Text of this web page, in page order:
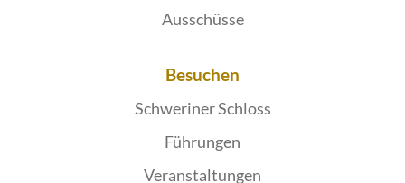
Ausschüsse
Besuchen
Schweriner Schloss
Führungen
Veranstaltungen